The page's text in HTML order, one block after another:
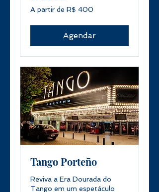
A
partir
A partir de R$ 400
Agendar
Tango Porteño
Reviva a Era Dourada do
Tango em um espetáculo